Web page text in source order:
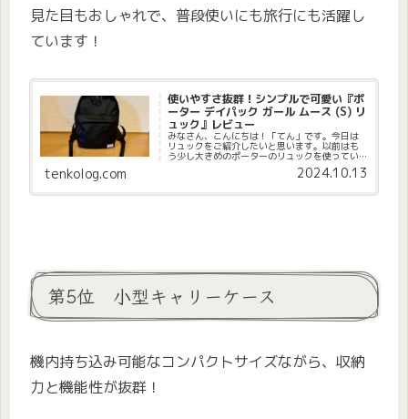
見た目もおしゃれで、普段使いにも旅行にも活躍し
ています！
使いやすさ抜群！シンプルで可愛い『ポ
ーター デイパック ガール ムース (S) リ
ュック』レビュー
みなさん、こんにちは！「てん」です。今日は
リュックをご紹介したいと思います。以前はも
う少し大きめのポーターのリュックを使ってい
ました。(function(b,c,f,g,a,d,e)
{b.MoshimoAffiliateObject=a;b...
tenkolog.com 2024.10.13
第5位 小型キャリーケース
機内持ち込み可能なコンパクトサイズながら、収納
力と機能性が抜群！